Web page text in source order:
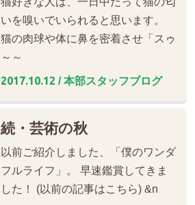
いを嗅いでいられると思います。
猫の肉球や体に鼻を密着させ「スゥ
～～
2017.10.12 / 本部スタッフブログ
続・芸術の秋
以前ご紹介しました、「僕のワンダ
フルライフ」。 早速鑑賞してきま
した！ (以前の記事はこちら) &n